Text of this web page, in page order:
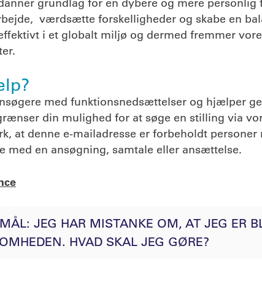
værdsætte forskelligheder og skabe en
i et globalt miljø og dermed fremmer
med funktionsnedsættelser og hjælper
din mulighed for at søge en stilling via
at denne e-mailadresse er forbeholdt
med en ansøgning, samtale eller ansættelse.
JEG HAR MISTANKE OM, AT JEG ER
HVAD SKAL JEG GØRE?